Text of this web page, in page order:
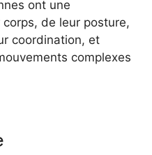
ont une
de leur posture,
coordination, et
complexes